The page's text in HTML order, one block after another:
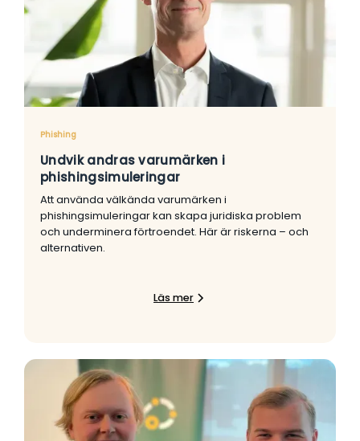
Phishing
Undvik andras varumärken i
phishingsimuleringar
Att använda välkända varumärken i
phishingsimuleringar kan skapa juridiska problem
och underminera förtroendet. Här är riskerna – och
alternativen.
Läs mer